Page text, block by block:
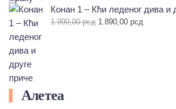
је
била:
1.870,00 рсд.
1.683,00
Конан 1 – Кћи леденог дива и
1.990,00рсд Оригинална
1.890,00 рсд
Алетеа